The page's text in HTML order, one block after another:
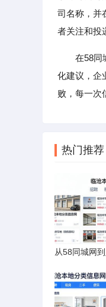
司名称，并
者关注和投
在58同
化建议，企
败，每一次
热门推荐